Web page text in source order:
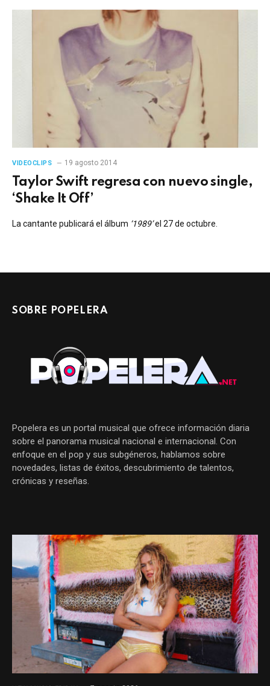
VIDEOCLIPS 19 agosto 2014
Taylor Swift regresa con nuevo single,
‘Shake It Off’
La cantante publicará el álbum ‘1989’el 27 de octubre.
SOBRE POPELERA
Popelera es un portal musical que ofrece información diaria
sobre el panorama musical nacional e internacional. Con
enfoque en el pop y sus subgéneros, hablamos sobre
novedades, listas de éxitos, descubrimiento de talentos,
crónicas y reseñas.